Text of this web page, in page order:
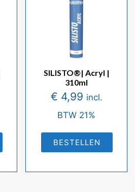
SILISTO®| Acryl |
310ml
€ 4,99 incl.
BTW 21%
BESTELLEN